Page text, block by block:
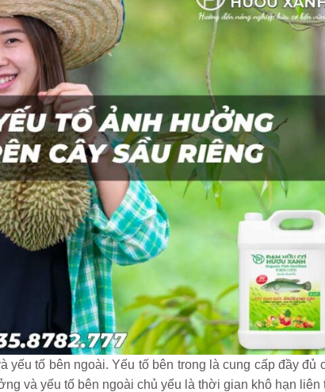
yếu tố bên ngoài. Yếu tố bên trong là cung cấp đầy đủ
và yếu tố bên ngoài chủ yếu là thời gian khô hạn liên